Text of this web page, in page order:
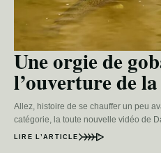
Une orgie de
l’ouverture de la
Allez, histoire de se chauffer un peu
catégorie, la toute nouvelle vidéo de
LIRE L’ARTICLE